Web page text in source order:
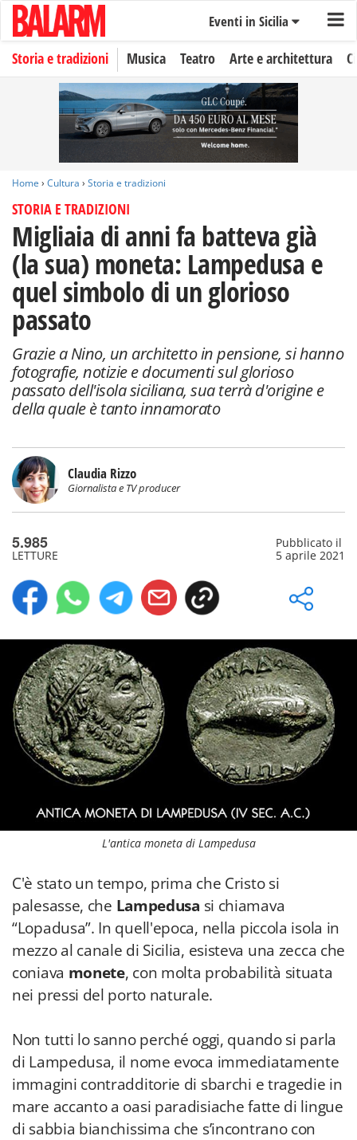
Eventi in Sicilia
Storia e tradizioni Musica Teatro Arte e architettura
Home › Cultura › Storia e tradizioni
STORIA E TRADIZIONI
Migliaia di anni fa batteva già
(la sua) moneta: Lampedusa e
quel simbolo di un glorioso
passato
Grazie a Nino, un architetto in pensione, si hanno
fotografie, notizie e documenti sul glorioso
passato dell'isola siciliana, sua terrà d'origine e
della quale è tanto innamorato
Claudia Rizzo
Giornalista e TV producer
5.985
LETTURE
Pubblicato il
5 aprile 2021
L'antica moneta di Lampedusa
C'è stato un tempo, prima che Cristo si
palesasse, che Lampedusa si chiamava
“Lopadusa”. In quell'epoca, nella piccola isola in
mezzo al canale di Sicilia, esisteva una zecca che
coniava monete, con molta probabilità situata
nei pressi del porto naturale.
Non tutti lo sanno perché oggi, quando si parla
di Lampedusa, il nome evoca immediatamente
immagini contradditorie di sbarchi e tragedie in
mare accanto a oasi paradisiache fatte di lingue
di sabbia bianchissima che s’incontrano con